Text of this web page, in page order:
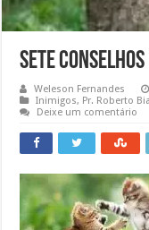
Sete
Weleson Fernandes
Inimigos, Pr. Roberto
Deixe um comentário